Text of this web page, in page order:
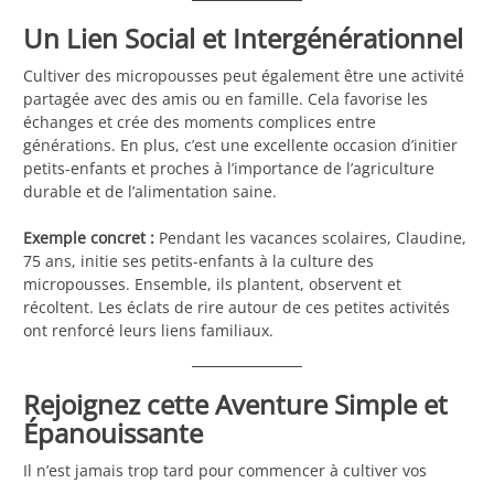
Un Lien Social et Intergénérationnel
Cultiver des micropousses peut également être une activité
partagée avec des amis ou en famille. Cela favorise les
échanges et crée des moments complices entre
générations. En plus, c’est une excellente occasion d’initier
petits-enfants et proches à l’importance de l’agriculture
durable et de l’alimentation saine.
Exemple concret : Pendant les vacances scolaires, Claudine,
75 ans, initie ses petits-enfants à la culture des
micropousses. Ensemble, ils plantent, observent et
récoltent. Les éclats de rire autour de ces petites activités
ont renforcé leurs liens familiaux.
Rejoignez cette Aventure Simple et
Épanouissante
Il n’est jamais trop tard pour commencer à cultiver vos